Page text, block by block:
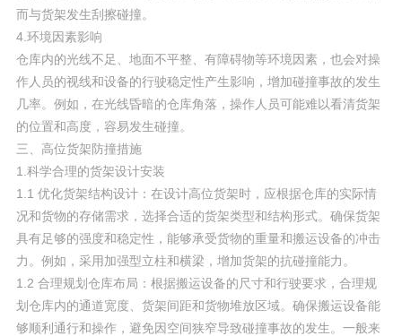
而与货架发生刮擦碰撞。
4.环境因素影响
仓库内的光线不足、地面不平整、有障碍物等环境因素，也会对操
作人员的视线和设备的行驶稳定性产生影响，增加碰撞事故的发生
几率。例如，在光线昏暗的仓库角落，操作人员可能难以看清货架
的位置和高度，容易发生碰撞。
三、高位货架防撞措施
1.科学合理的货架设计安装
1.1 优化货架结构设计：在设计高位货架时，应根据仓库的实际情
况和货物的存储需求，选择合适的货架类型和结构形式。确保货架
具有足够的强度和稳定性，能够承受货物的重量和搬运设备的冲击
力。例如，采用加强型立柱和横梁，增加货架的抗碰撞能力。
1.2 合理规划仓库布局：根据搬运设备的尺寸和行驶要求，合理规
划仓库内的通道宽度、货架间距和货物堆放区域。确保搬运设备能
够顺利通行和操作，避免因空间狭窄导致碰撞事故的发生。一般来